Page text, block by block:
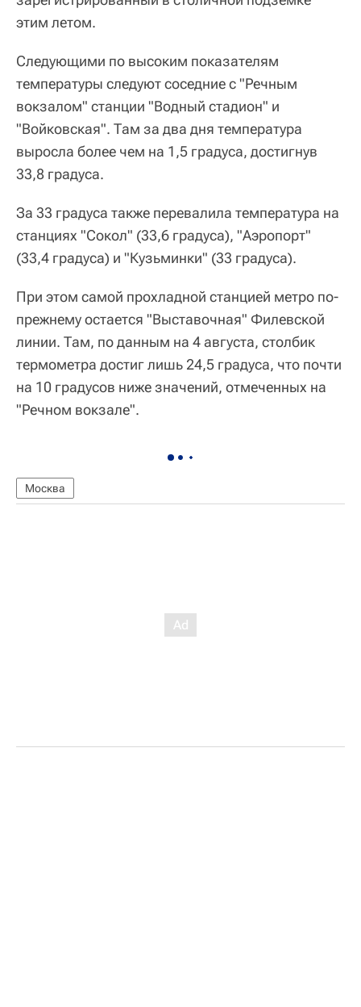
этим летом.
Следующими по высоким показателям
температуры следуют соседние с "Речным
вокзалом" станции "Водный стадион" и
"Войковская". Там за два дня температура
выросла более чем на 1,5 градуса, достигнув
33,8 градуса.
За 33 градуса также перевалила температура на
станциях "Сокол" (33,6 градуса), "Аэропорт"
(33,4 градуса) и "Кузьминки" (33 градуса).
При этом самой прохладной станцией метро по-
прежнему остается "Выставочная" Филевской
линии. Там, по данным на 4 августа, столбик
термометра достиг лишь 24,5 градуса, что почти
на 10 градусов ниже значений, отмеченных на
"Речном вокзале".
Москва